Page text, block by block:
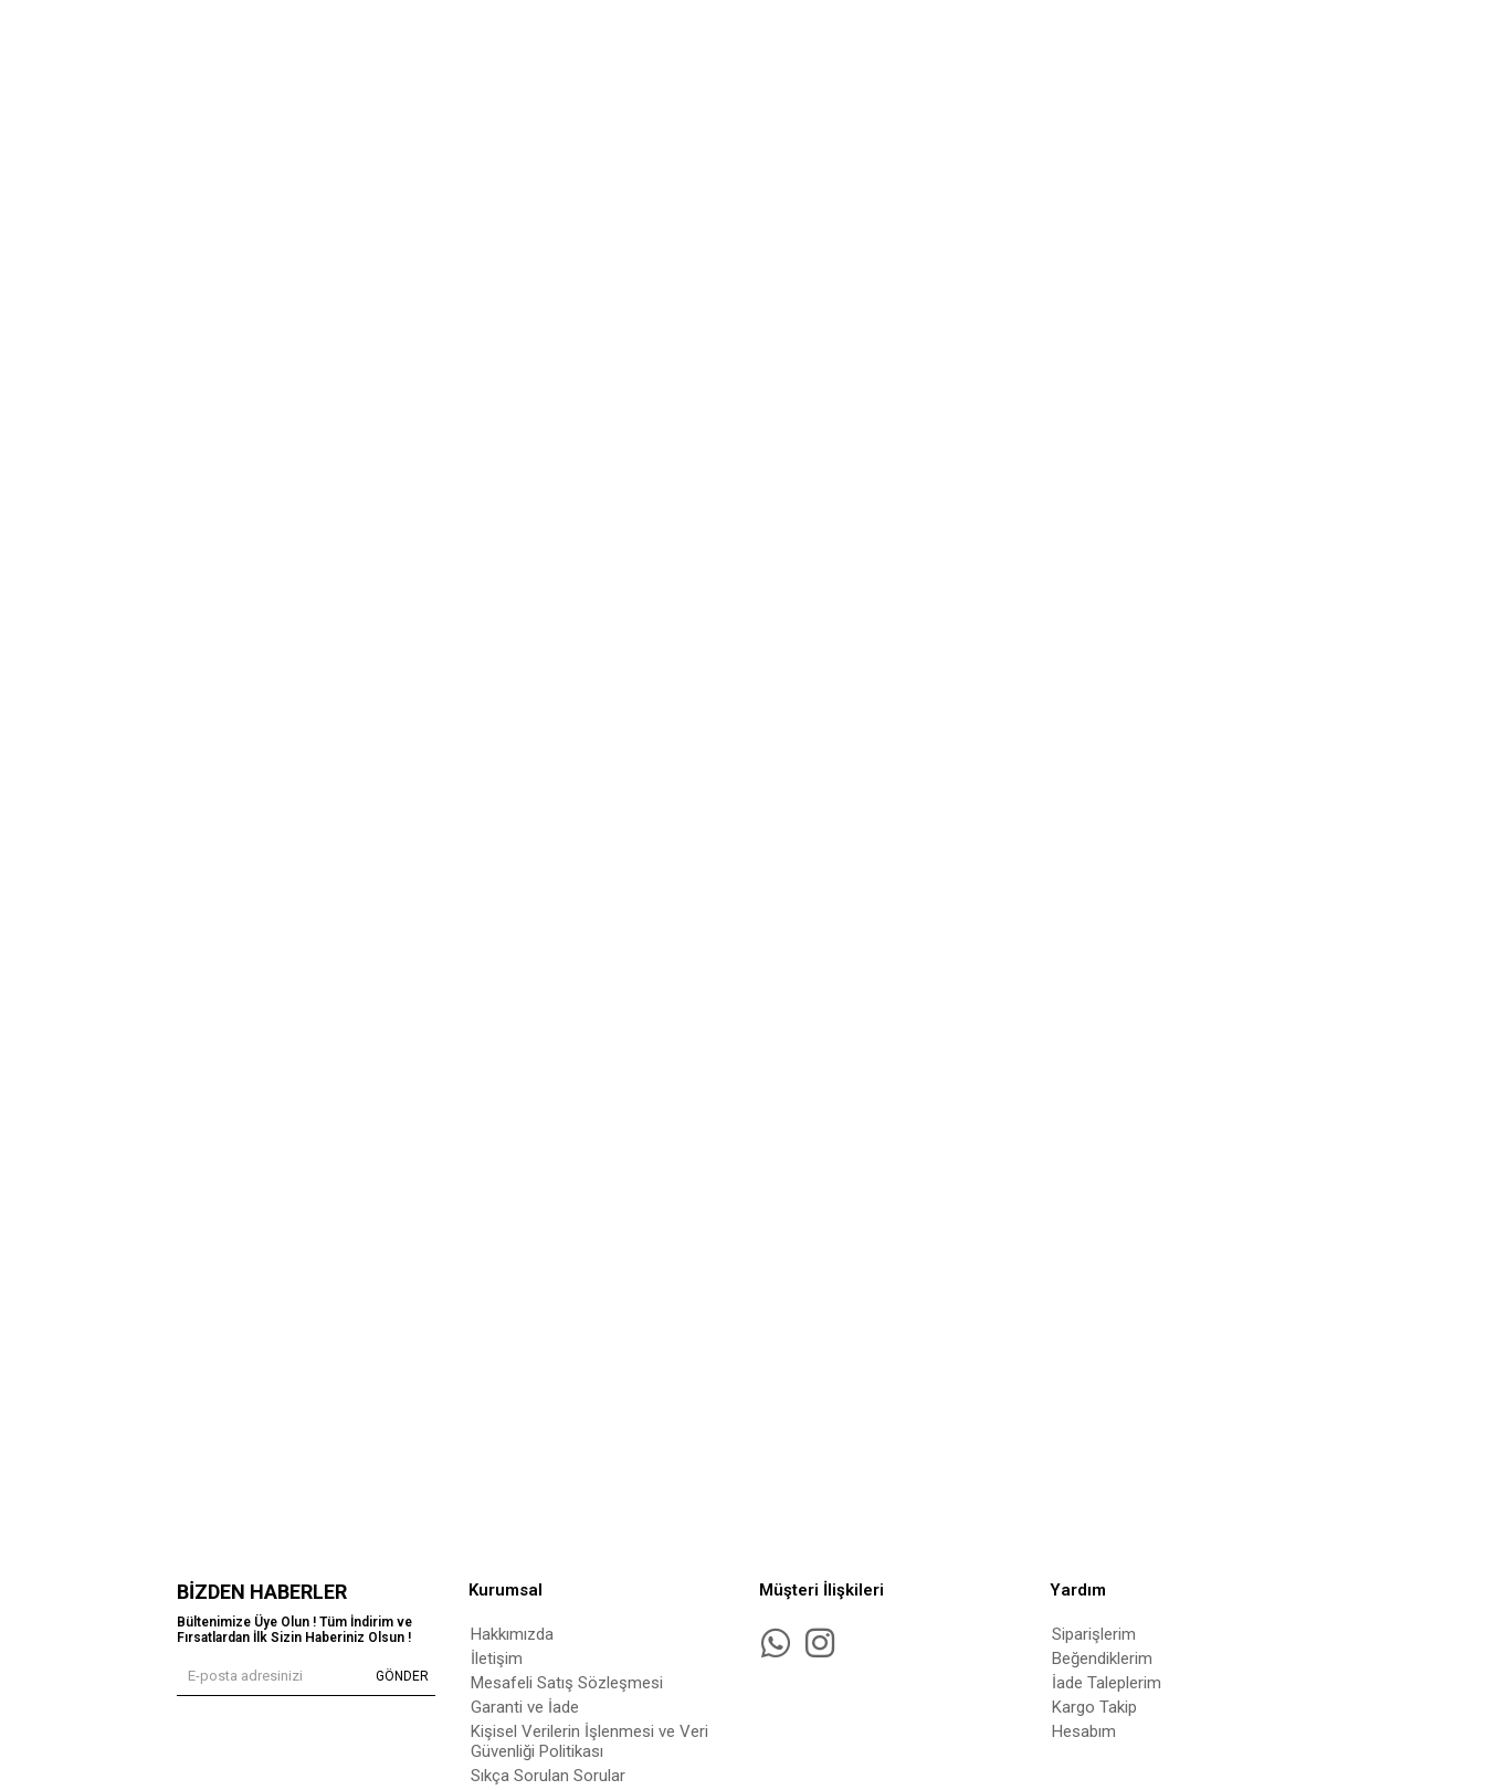
BIZDEN HABERLER
Bültenimize Üye Olun ! Tüm İndirim ve
Fırsatlardan İlk Sizin Haberiniz Olsun !
GÖNDER
Kurumsal
Hakkımızda
İletişim
Mesafeli Satış Sözleşmesi
Garanti ve İade
Kişisel Verilerin İşlenmesi ve Veri
Güvenliği Politikası
Sıkça Sorulan Sorular
Müşteri İlişkileri Yardım
Siparişlerim
Beğendiklerim
İade Taleplerim
Kargo Takip
Hesabım